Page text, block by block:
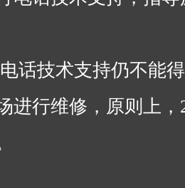
话技术支持仍不能
进行维修，原则上